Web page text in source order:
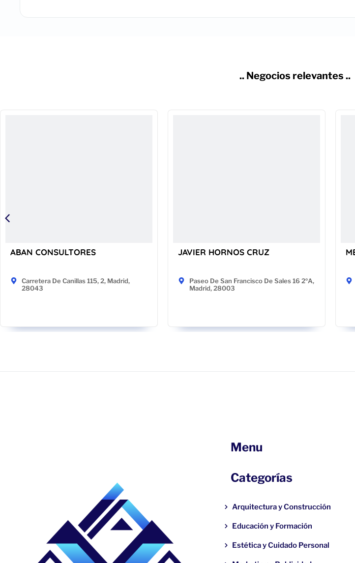
.. Negocios relevantes ..
ABAN CONSULTORES
Carretera De Canillas 115, 2, Madrid,
28043
JAVIER HORNOS CRUZ
Paseo De San Francisco De Sales 16 2ºA,
Madrid, 28003
Menu
Categorías
Arquitectura y Construcción
Educación y Formación
Estética y Cuidado Personal